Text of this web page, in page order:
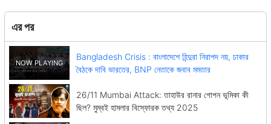
এর পর
Bangladesh Crisis : বাংলাদেশে হিন্দুরা নিরাপদ নয়, ঢাকার
বৈঠকে দাবি ভারতের, BNP নেতাকে জবাব মমতার
26/11 Mumbai Attack: তাহাউর রানার গোপন ভূমিকা কী
ছিল? মুম্বই হামলার বিস্ফোরক তথ্য 2025